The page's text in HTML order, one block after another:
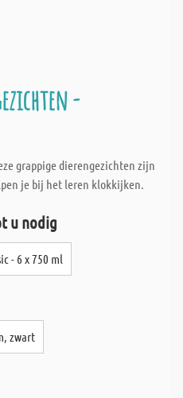
-
grappige dierengezichten zijn
je bij het leren klokkijken.
u nodig
- 6 x 750 ml
zwart